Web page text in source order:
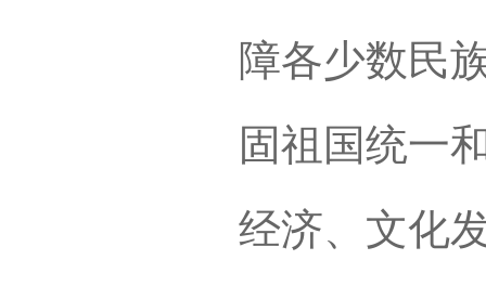
障各少数民
固祖国统一
经济、文化